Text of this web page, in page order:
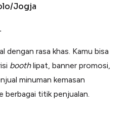
Jogja
dengan rasa khas. Kamu bisa
boothlipat, banner promosi,
minuman kemasan
berbagai titik penjualan.